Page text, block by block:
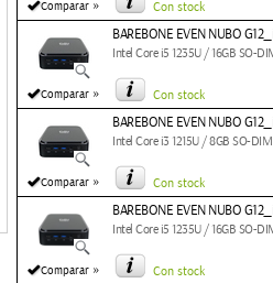
Comparar » Con stock
Comparar »
BAREBONE EVEN NUBO
Intel Core i5 1235U / 16GB SO-
Con stock
Comparar »
BAREBONE EVEN NUBO
Intel Core i3 1215U / 8GB SO-
Con stock
Comparar »
BAREBONE EVEN NUBO
Intel Core i5 1235U / 16GB SO-
Con stock